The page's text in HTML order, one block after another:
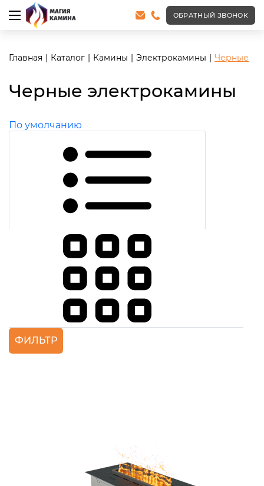
ОБРАТНЫЙ ЗВОНОК
Главная Каталог Камины Электрокамины Черные
Черные электрокамины
По умолчанию
ФИЛЬТР